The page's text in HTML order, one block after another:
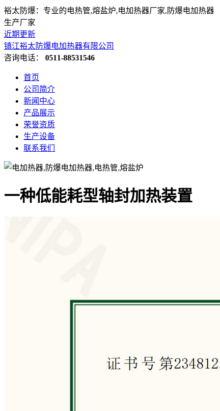
裕太防爆：专业的电热管,熔盐炉,电加热器厂家,防爆电加热器
生产厂家
近期更新
镇江裕太防爆电加热器有限公司
咨询电话： 0511-88531546
首页
公司简介
新闻中心
产品展示
荣誉资质
生产设备
联系我们
一种低能耗型轴封加热装置